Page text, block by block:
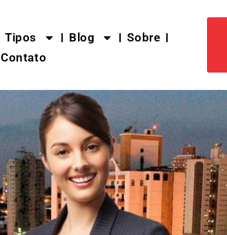
Tipos Blog
Sobre
Contato